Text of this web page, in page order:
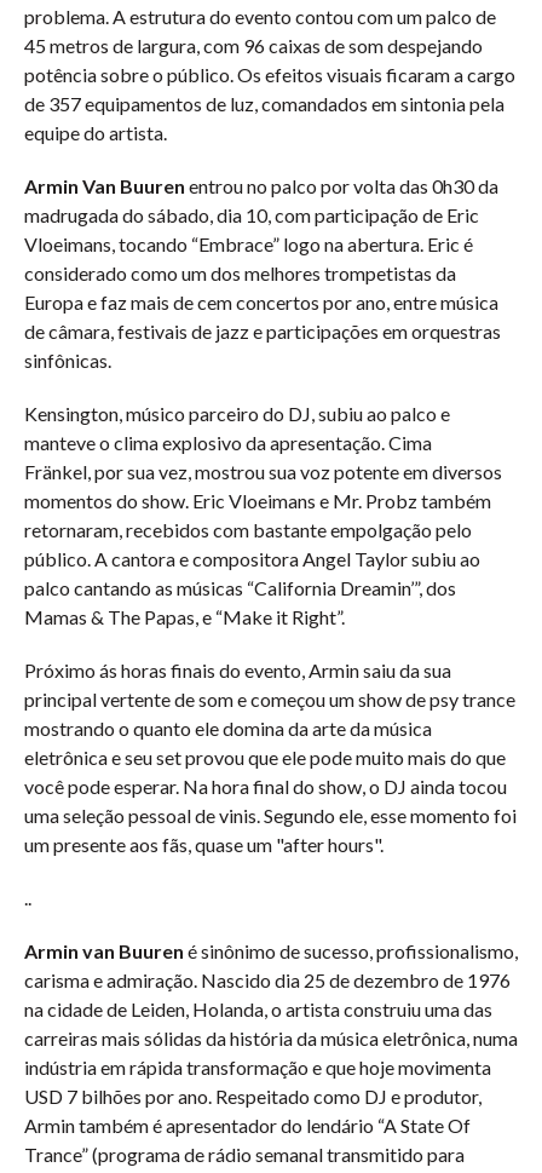
problema. A estrutura do evento contou com um palco de
45 metros de largura, com 96 caixas de som despejando
potência sobre o público. Os efeitos visuais ficaram a cargo
de 357 equipamentos de luz, comandados em sintonia pela
equipe do artista.
Armin Van Buuren entrou no palco por volta das 0h30 da
madrugada do sábado, dia 10, com participação de Eric
Vloeimans, tocando “Embrace” logo na abertura. Eric é
considerado como um dos melhores trompetistas da
Europa e faz mais de cem concertos por ano, entre música
de câmara, festivais de jazz e participações em orquestras
sinfônicas.
Kensington, músico parceiro do DJ, subiu ao palco e
manteve o clima explosivo da apresentação. Cima
Fränkel, por sua vez, mostrou sua voz potente em diversos
momentos do show. Eric Vloeimans e Mr. Probz também
retornaram, recebidos com bastante empolgação pelo
público. A cantora e compositora Angel Taylor subiu ao
palco cantando as músicas “California Dreamin’”, dos
Mamas & The Papas, e “Make it Right”.
Próximo ás horas finais do evento, Armin saiu da sua
principal vertente de som e começou um show de psy trance
mostrando o quanto ele domina da arte da música
eletrônica e seu set provou que ele pode muito mais do que
você pode esperar. Na hora final do show, o DJ ainda tocou
uma seleção pessoal de vinis. Segundo ele, esse momento foi
um presente aos fãs, quase um "after hours".
..
Armin van Buuren é sinônimo de sucesso, profissionalismo,
carisma e admiração. Nascido dia 25 de dezembro de 1976
na cidade de Leiden, Holanda, o artista construiu uma das
carreiras mais sólidas da história da música eletrônica, numa
indústria em rápida transformação e que hoje movimenta
USD 7 bilhões por ano. Respeitado como DJ e produtor,
Armin também é apresentador do lendário “A State Of
Trance” (programa de rádio semanal transmitido para